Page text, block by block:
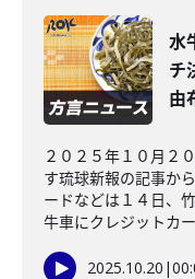
水
チ
由
２０２５年１０月２
す琉球新報の記事か
ードなどは１４日、
牛車にクレジットカ
2025.10.20 |